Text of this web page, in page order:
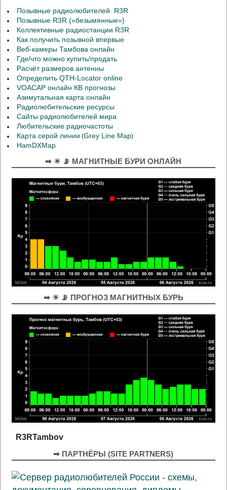
Позывные радиолюбителей R3R
Позывные R3R («безымянные»)
Коллективные радиостанции R3R
Как получить позывной впервые
Веб-камеры Тамбова онлайн
Где/что можно купить/продать
Расчёт размеров антенны
Определить QTH-Locator online
VOACAP онлайн КВ прогнозы
Азимутальная карта онлайн
Радиолюбительские ресурсы
Сайты радиолюбителей мира
Любительские радиочастоты
Карта серой линии (Grey Line Map)
HamDXMap
➡ ☀ 📡 МАГНИТНЫЕ БУРИ ОНЛАЙН
➡ ☀ 📡 ПРОГНОЗ МАГНИТНЫХ БУРЬ
R3RTambov
➡ ПАРТНЁРЫ (SITE PARTNERS)